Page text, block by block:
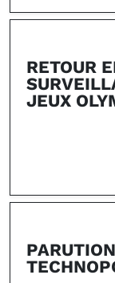
RETOUR
JEUX